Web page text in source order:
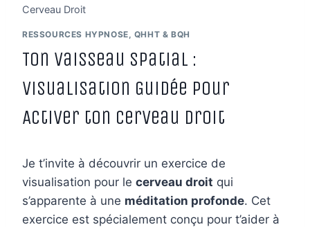
Cerveau Droit
RESSOURCES HYPNOSE, QHHT & BQH
Ton Vaisseau Spatial :
Visualisation Guidée pour
Activer ton Cerveau Droit
Je t’invite à découvrir un exercice de
visualisation pour le cerveau droit qui
s’apparente à une méditation profonde. Cet
exercice est spécialement conçu pour t’aider à